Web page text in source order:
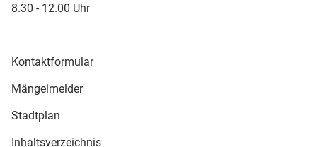
8.30 - 12.00 Uhr
Kontaktformular
Mängelmelder
Stadtplan
Inhaltsverzeichnis